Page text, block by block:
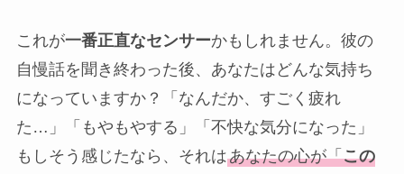
これが一番正直なセンサーかもしれません。彼の
自慢話を聞き終わった後、あなたはどんな気持ち
になっていますか？「なんだか、すごく疲れ
た…」「もやもやする」「不快な気分になった」
もしそう感じたなら、それはあなたの心が「この